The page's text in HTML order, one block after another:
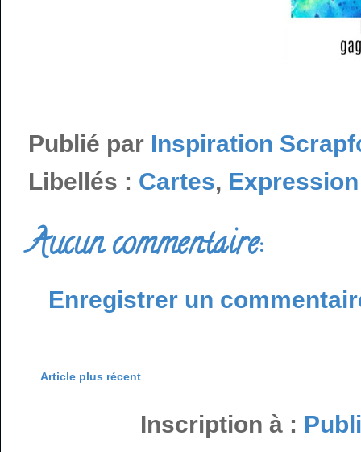
Publié par Inspiration
Libellés : Cartes,
Aucun commentaire:
Enregistrer un
Article plus récent
Inscription à :